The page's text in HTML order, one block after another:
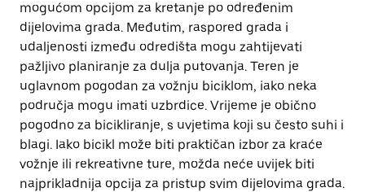
mogućom opcijom za kretanje po određenim
dijelovima grada. Međutim, raspored grada i
udaljenosti između odredišta mogu zahtijevati
pažljivo planiranje za dulja putovanja. Teren je
uglavnom pogodan za vožnju biciklom, iako neka
područja mogu imati uzbrdice. Vrijeme je obično
pogodno za bicikliranje, s uvjetima koji su često suhi i
blagi. Iako bicikl može biti praktičan izbor za kraće
vožnje ili rekreativne ture, možda neće uvijek biti
najprikladnija opcija za pristup svim dijelovima grada.